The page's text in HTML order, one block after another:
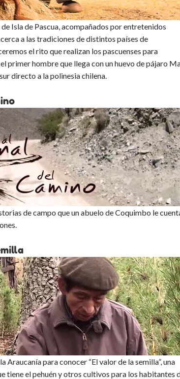
Isla de Pascua, acompañados por entretenidos
a las tradiciones de distintos países de
el rito que realizan los pascuenses para
primer hombre que llega con un huevo de pájaro
directo a la polinesia chilena.
de campo que un abuelo de Coquimbo le
para conocer “El valor de la semilla”, una
tiene el pehuén y otros cultivos para los habitantes